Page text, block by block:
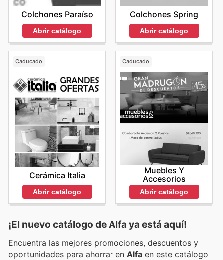
Colchones Paraíso
Abrir catálogo
Colchones Spring
Abrir catálogo
Caducado
Cerámica Italia
Abrir catálogo
Caducado
Muebles Y
Accesorios
Abrir catálogo
¡El nuevo catálogo deAlfa ya está aquí!
Encuentra las mejores promociones, descuentos y
oportunidades para ahorrar en Alfa en este catálogo